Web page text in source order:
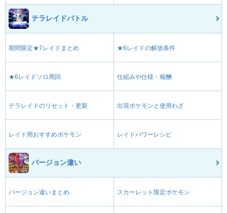
テラレイドバトル
期間限定★7レイドまとめ ★6レイドの解放条件
★6レイドソロ周回 仕組みや仕様・報酬
テラレイドのリセット・更新 出現ポケモンと使用わざ
レイド用おすすめポケモン レイドパワーレシピ
バージョン違い
バージョン違いまとめ スカーレット限定ポケモン